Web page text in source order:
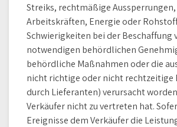
Streiks, rechtmäßige
Arbeitskräften, Energie oder
Schwierigkeiten bei der Beschaffung
notwendigen behördlichen
behördliche Maßnahmen oder die
nicht richtige oder nicht rechtzeitige
durch Lieferanten) verursacht
Verkäufer nicht zu vertreten hat.
Ereignisse dem Verkäufer die